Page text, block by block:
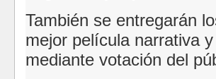
También se entregarán
mejor película narrativa
mediante votación del